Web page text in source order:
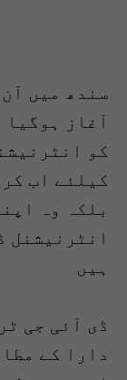
سندھ میں آن
آغاز
کو
کیلئے اب
بلکہ وہ
انٹرنیشنل
ہیں
ڈی آئی جی
دارا کے